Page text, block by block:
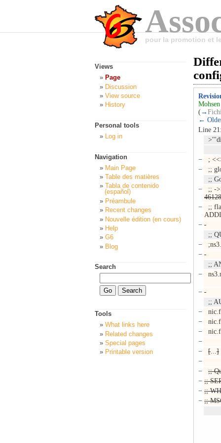
pour la promotion et
(→
←
Line 21:
− ;
−
;;
;;
−
;; -
46128
−
;;
−
;;
−
−
;;
−
−
;;
−
−
−
−
−
[...]
−
−
;;
− ;;
− ;;
− ;;
Views
Page
Discussion
View source
History
Personal tools
Log in
Navigation
Main Page
Table des matières
Tabla de contenido
(español)
Préambule
Recent changes
Nouvelle édition (en cours)
Help
G6
Blog
Search
Tools
What links here
Related changes
Special pages
Printable version